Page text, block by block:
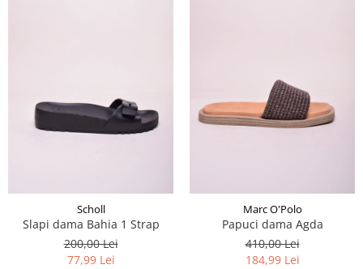
Scholl
Slapi dama Bahia 1 Strap
200,00 Lei
77,99 Lei
Marc O'Polo
Papuci dama Agda
410,00 Lei
184,99 Lei